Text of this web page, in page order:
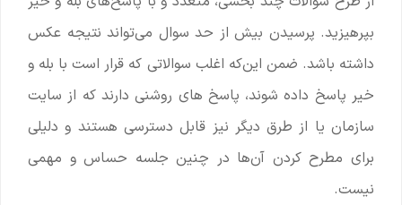
بپرهیزید. پرسیدن بیش از حد سوال می‌تواند نتیجه عکس
داشته باشد. ضمن این‌که اغلب سوالاتی که قرار است با بله و
خیر پاسخ داده شوند، پاسخ های روشنی دارند که از سایت
سازمان یا از طرق دیگر نیز قابل دسترسی هستند و دلیلی
برای مطرح کردن آن‌ها در چنین جلسه حساس و مهمی
نیست.